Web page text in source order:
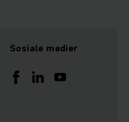
Sosiale medier